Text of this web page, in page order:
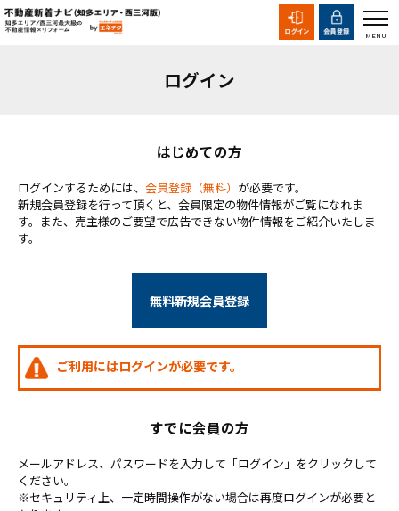
ログイン
はじめての方
ログインするためには、 会員登録（無料） が必要です。
新規会員登録を行って頂くと、会員限定の物件情報がご覧になれま
す。また、売主様のご要望で広告できない物件情報をご紹介いたしま
す。
無料新規会員登録
ご利用にはログインが必要です。
すでに会員の方
メールアドレス、パスワードを入力して「ログイン」をクリックして
ください。
※セキュリティ上、一定時間操作がない場合は再度ログインが必要と